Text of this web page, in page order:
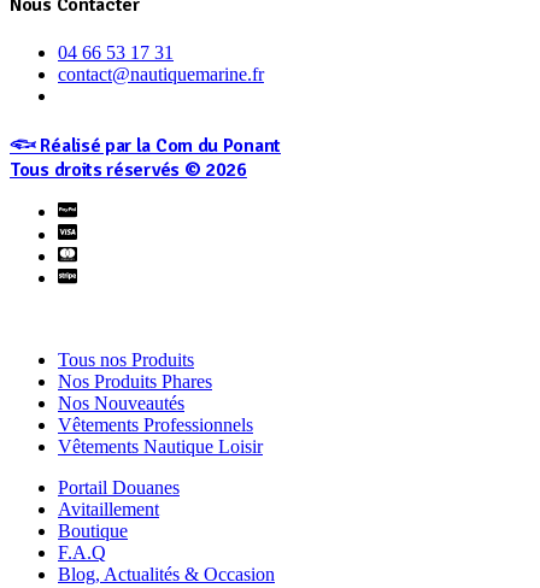
04 66 53 17 31
contact@nautiquemarine.fr
𓆟 Réalisé par la Com du Ponant
Tous droits réservés © 2026
Tous nos Produits
Nos Produits Phares
Nos Nouveautés
Vêtements Professionnels
Vêtements Nautique Loisir
Portail Douanes
Avitaillement
Boutique
F.A.Q
Blog, Actualités & Occasion